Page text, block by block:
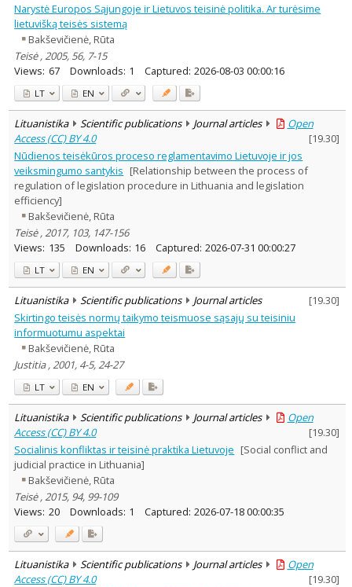
Narystė Europos Sąjungoje ir Lietuvos teisinė politika. Ar turėsime
lietuvišką teisės sistemą
Bakševičienė, Rūta
Teisė , 2005, 56, 7-15
Views: 67 Downloads: 1 Captured: 2026-08-03 00:00:16
LT EN
Lituanistika Scientific publications Journal articles
Open
Access (CC) BY 4.0
[19.30]
Nūdienos teisėkūros proceso reglamentavimo Lietuvoje ir jos
veiksmingumo santykis [Relationship between the process of
regulation of legislation procedure in Lithuania and legislation
efficiency]
Bakševičienė, Rūta
Teisė , 2017, 103, 147-156
Views: 135 Downloads: 16 Captured: 2026-07-31 00:00:27
LT EN
Lituanistika Scientific publications Journal articles [19.30]
Skirtingo teisės normų taikymo teismuose sąsajų su teisiniu
informuotumu aspektai
Bakševičienė, Rūta
Justitia , 2001, 4-5, 24-27
LT EN
Lituanistika Scientific publications Journal articles
Open
Access (CC) BY 4.0
[19.30]
Socialinis konfliktas ir teisinė praktika Lietuvoje [Social conflict and
judicial practice in Lithuania]
Bakševičienė, Rūta
Teisė , 2015, 94, 99-109
Views: 20 Downloads: 1 Captured: 2026-07-18 00:00:35
Lituanistika Scientific publications Journal articles
Open
Access (CC) BY 4.0
[19.30]